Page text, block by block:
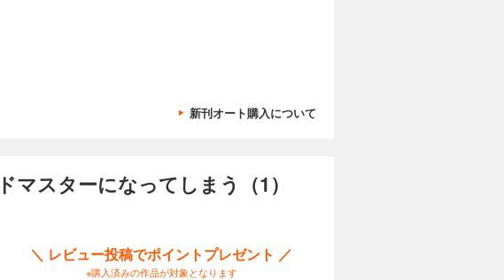
新刊オート購入について
マスターになってしまう（1）
＼ レビュー投稿でポイントプレゼント ／
※購入済みの作品が対象となります